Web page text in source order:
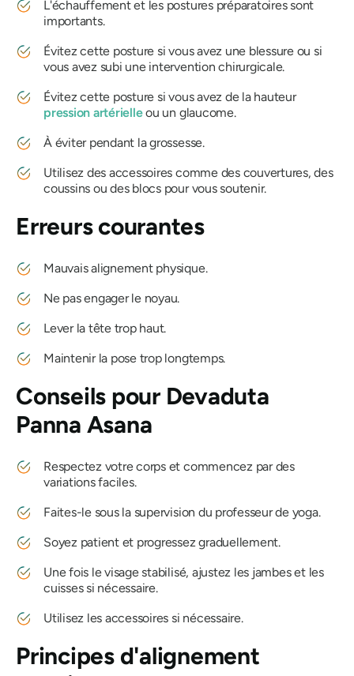
L'échauffement et les postures préparatoires sont
importants.
Évitez cette posture si vous avez une blessure ou si
vous avez subi une intervention chirurgicale.
Évitez cette posture si vous avez de la hauteur
pression artérielleou un glaucome.
À éviter pendant la grossesse.
Utilisez des accessoires comme des couvertures, des
coussins ou des blocs pour vous soutenir.
Erreurs courantes
Mauvais alignement physique.
Ne pas engager le noyau.
Lever la tête trop haut.
Maintenir la pose trop longtemps.
Conseils pour Devaduta
Panna Asana
Respectez votre corps et commencez par des
variations faciles.
Faites-le sous la supervision du professeur de yoga.
Soyez patient et progressez graduellement.
Une fois le visage stabilisé, ajustez les jambes et les
cuisses si nécessaire.
Utilisez les accessoires si nécessaire.
Principes d'alignement